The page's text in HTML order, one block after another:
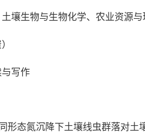
壤生物与生物化学、农业资源
写作
形态氮沉降下土壤线虫群落对土